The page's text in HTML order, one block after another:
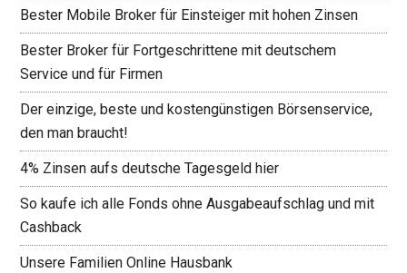
Bester Mobile Broker für Einsteiger mit hohen Zinsen
Bester Broker für Fortgeschrittene mit deutschem
Service und für Firmen
Der einzige, beste und kostengünstigen Börsenservice,
den man braucht!
4% Zinsen aufs deutsche Tagesgeld hier
So kaufe ich alle Fonds ohne Ausgabeaufschlag und mit
Cashback
Unsere Familien Online Hausbank